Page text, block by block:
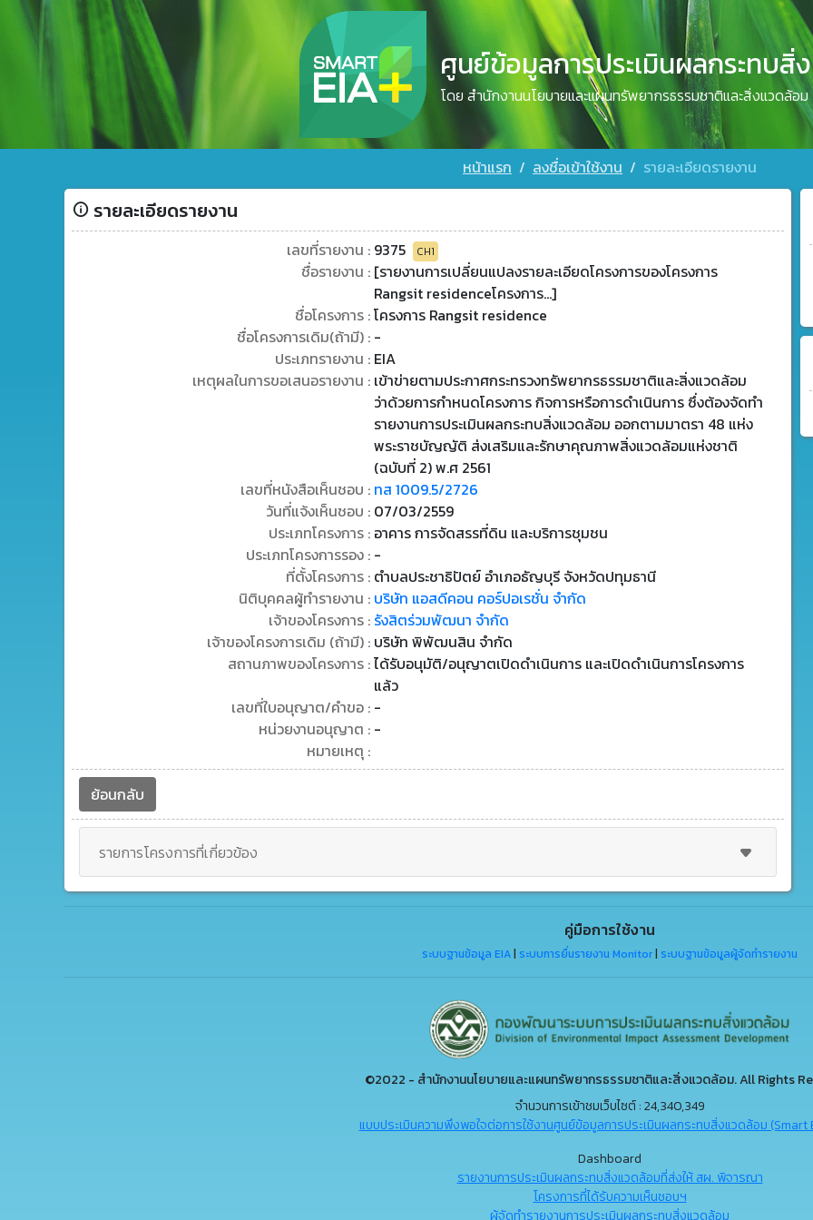
ศูนย์ข้อมูลการประเมินผลกระทบสิ่
โดย สำนักงานนโยบายและแผนทรัพยากรธรรมชาติและสิ่งแวดล้อม
หน้าแรก ลงชื่อเข้าใช้งาน รายละเอียดรายงาน
รายละเอียดรายงาน
เลขที่รายงาน : 9375 CH1
ชื่อรายงาน : [รายงานการเปลี่ยนแปลงรายละเอียดโครงการของโครงการ
Rangsit residenceโครงการ...]
ชื่อโครงการ :โครงการ Rangsit residence
ชื่อโครงการเดิม(ถ้ามี) : -
ประเภทรายงาน : EIA
เหตุผลในการขอเสนอรายงาน : เข้าข่ายตามประกาศกระทรวงทรัพยากรธรรมชาติและสิ่งแวดล้อม
ว่าด้วยการกำหนดโครงการ กิจการหรือการดำเนินการ ซึ่งต้องจัดทำ
รายงานการประเมินผลกระทบสิ่งแวดล้อม ออกตามมาตรา 48 แห่ง
พระราชบัญญัติ ส่งเสริมและรักษาคุณภาพสิ่งแวดล้อมแห่งชาติ
(ฉบับที่ 2) พ.ศ 2561
เลขที่หนังสือเห็นชอบ : ทส 1009.5/2726
วันที่แจ้งเห็นชอบ : 07/03/2559
ประเภทโครงการ : อาคาร การจัดสรรที่ดิน และบริการชุมชน
ประเภทโครงการรอง : -
ที่ตั้งโครงการ : ตำบลประชาธิปัตย์ อำเภอธัญบุรี จังหวัดปทุมธานี
นิติบุคคลผู้ทำรายงาน : บริษัท แอสดีคอน คอร์ปอเรชั่น จำกัด
เจ้าของโครงการ : รังสิตร่วมพัฒนา จำกัด
เจ้าของโครงการเดิม (ถ้ามี) : บริษัท พิพัฒนสิน จำกัด
สถานภาพของโครงการ :ได้รับอนุมัติ/อนุญาตเปิดดำเนินการ และเปิดดำเนินการโครงการ
แล้ว
เลขที่ใบอนุญาต/คำขอ : -
หน่วยงานอนุญาต : -
หมายเหตุ :
ย้อนกลับ
รายการโครงการที่เกี่ยวข้อง
คู่มือการใช้งาน
ระบบฐานข้อมูล EIA ระบบการยื่นรายงาน Monitor ระบบฐานข้อมูลผู้จัดทำรายงาน
©2022 - สำนักงานนโยบายและแผนทรัพยากรธรรมชาติและสิ่งแวดล้อม. All Rights
จำนวนการเข้าชมเว็บไซต์ : 24,340,349
แบบประเมินความพึงพอใจต่อการใช้งานศูนย์ข้อมูลการประเมินผลกระทบสิ่งแวดล้อม (Smart
Dashboard
รายงานการประเมินผลกระทบสิ่งแวดล้อมที่ส่งให้ สผ. พิจารณา
โครงการที่ได้รับความเห็นชอบฯ
ผู้จัดทำรายงานการประเมินผลกระทบสิ่งแวดล้อม